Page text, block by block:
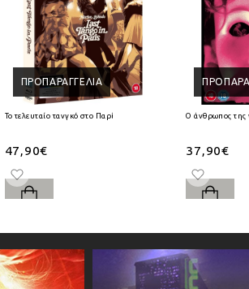
ΠΡΟΠΑΡΑΓΓΕΛΊΑ
Το τελευταίο τανγκό στο Παρίσι 4K Ultra HD + Blu-Ray
47,90€
Ο άνθρωπος της
37,90€